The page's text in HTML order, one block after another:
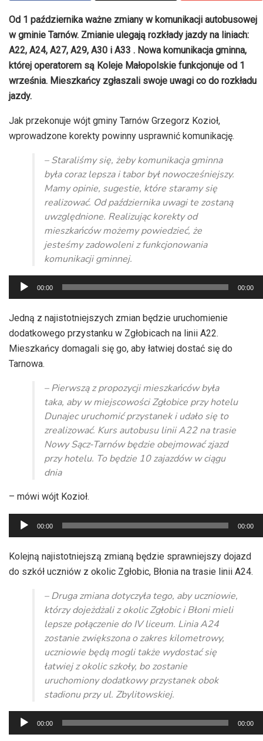
Od 1 października ważne zmiany w komunikacji autobusowej
w gminie Tarnów. Zmianie ulegają rozkłady jazdy na liniach:
A22, A24, A27, A29, A30 i A33 . Nowa komunikacja gminna,
której operatorem są Koleje Małopolskie funkcjonuje od 1
września. Mieszkańcy zgłaszali swoje uwagi co do rozkładu
jazdy.
Jak przekonuje wójt gminy Tarnów Grzegorz Kozioł,
wprowadzone korekty powinny usprawnić komunikację.
– Staraliśmy się, żeby komunikacja gminna
była coraz lepsza i tabor był nowocześniejszy.
Mamy opinie, sugestie, które staramy się
realizować. Od października uwagi te zostaną
uwzględnione. Realizując korekty od
mieszkańców możemy powiedzieć, że
jesteśmy zadowoleni z funkcjonowania
komunikacji gminnej.
Odtwarzacz
plików
dźwiękowych
00:00 00:00
Jedną z najistotniejszych zmian będzie uruchomienie
dodatkowego przystanku w Zgłobicach na linii A22.
Mieszkańcy domagali się go, aby łatwiej dostać się do
Tarnowa.
– Pierwszą z propozycji mieszkańców była
taka, aby w miejscowości Zgłobice przy hotelu
Dunajec uruchomić przystanek i udało się to
zrealizować. Kurs autobusu linii A22 na trasie
Nowy Sącz-Tarnów będzie obejmować zjazd
przy hotelu. To będzie 10 zajazdów w ciągu
dnia
– mówi wójt Kozioł.
Odtwarzacz
plików
dźwiękowych
00:00 00:00
Kolejną najistotniejszą zmianą będzie sprawniejszy dojazd
do szkół uczniów z okolic Zgłobic, Błonia na trasie linii A24.
– Druga zmiana dotyczyła tego, aby uczniowie,
którzy dojeżdżali z okolic Zgłobic i Błoni mieli
lepsze połączenie do IV liceum. Linia A24
zostanie zwiększona o zakres kilometrowy,
uczniowie będą mogli także wydostać się
łatwiej z okolic szkoły, bo zostanie
uruchomiony dodatkowy przystanek obok
stadionu przy ul. Zbylitowskiej.
Odtwarzacz
plików
00:00 00:00